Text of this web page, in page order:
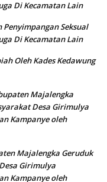
Di Kecamatan Lain
Seksual
Di Kecamatan Lain
Oleh Kades Kedawung
Majalengka
Desa Girimulya
Kampanye oleh
Majalengka Geruduk
Girimulya
Kampanye oleh